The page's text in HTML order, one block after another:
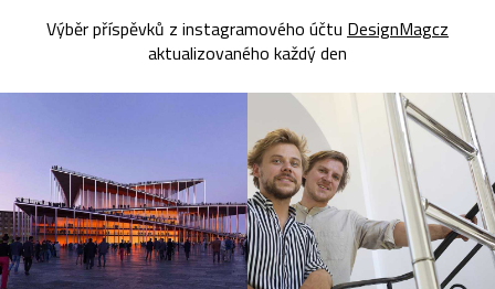
Výběr příspěvků z instagramového účtu DesignMagcz
aktualizovaného každý den